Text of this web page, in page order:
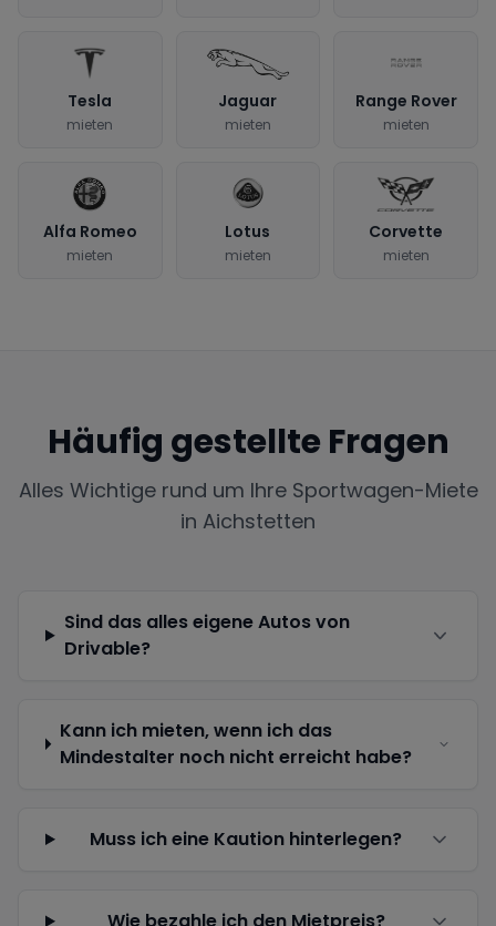
Tesla
mieten
Jaguar
mieten
Range Rover
mieten
Alfa Romeo
mieten
Lotus
mieten
Corvette
mieten
Häufig gestellte Fragen
Alles Wichtige rund um Ihre Sportwagen-Miete
in Aichstetten
Sind das alles eigene Autos von
Drivable?
Kann ich mieten, wenn ich das
Mindestalter noch nicht erreicht habe?
Muss ich eine Kaution hinterlegen?
Wie bezahle ich den Mietpreis?